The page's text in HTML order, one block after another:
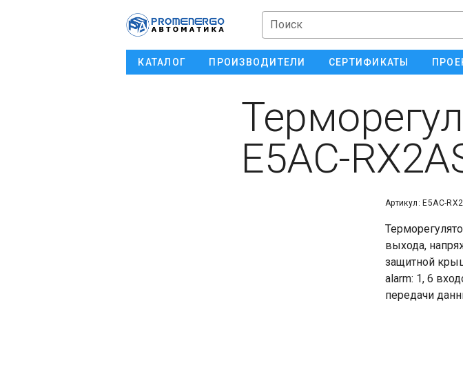
Поиск
КАТАЛОГ ПРОИЗВОДИТЕЛИ СЕРТИФИКАТЫ
E5AC-
Артикул: E5AC-
выхода,
защитной
alarm: 1, 6
передачи